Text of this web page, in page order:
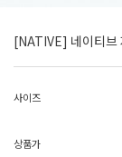
[NATIVE] 네이티브
사이즈
상품가